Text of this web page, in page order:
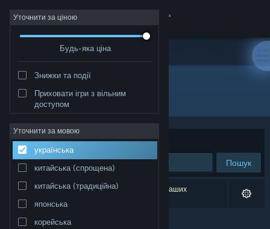
Увійти
Крамниця
Інформація
Підтримка
Змінити мову
Уточнити за ціною
Будь-яка ціна
Знижки та події
Приховати ігри з вільним
доступом
Уточнити за мовою
українська
китайська (спрощена)
китайська (традиційна)
японська
корейська
Розробник: AG media
Упорядкувати за доречністю
Пошук
Результатів вашого пошуку: 0. Відповідно до ваших
уподобань було виключено 1 найменування.